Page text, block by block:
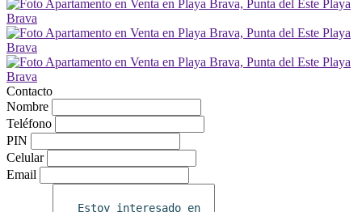
Contacto
Nombre
Teléfono
PIN
Celular
Email